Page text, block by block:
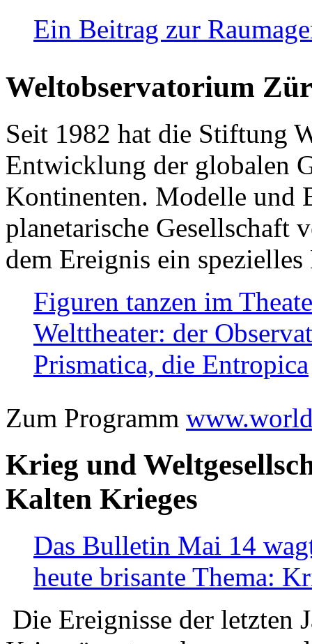
Ein Beitrag zur
Weltobservatorium
Seit 1982 hat die Stiftung
Entwicklung der globalen
Kontinenten. Modelle und
planetarische Gesellschaft
dem Ereignis ein
Figuren tanzen im
Welttheater: der
Prismatica, die Entropica
Zum Programm
Krieg und
Kalten Krieges
Das Bulletin Mai 14
heute brisante Thema:
Die Ereignisse der letzten